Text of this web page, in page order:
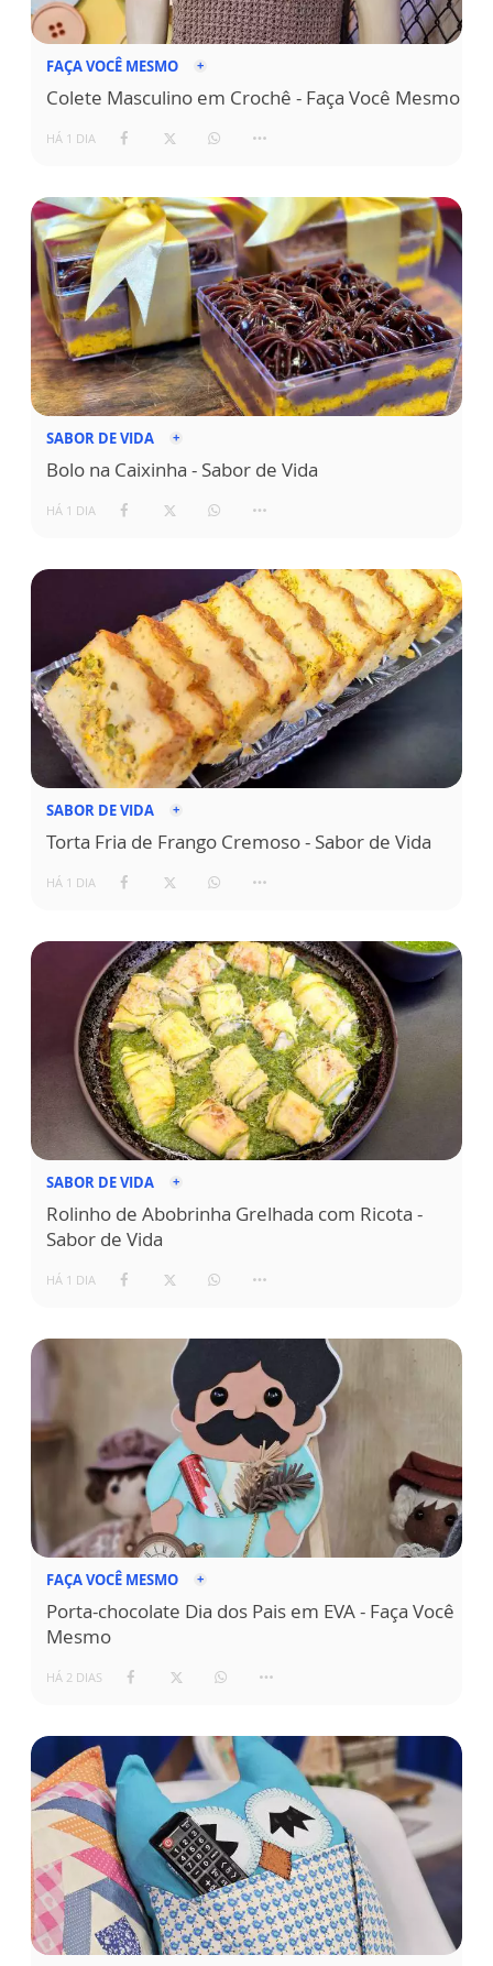
FAÇA VOCÊ MESMO
Colete Masculino em Crochê - Faça Você Mesmo
HÁ 1 DIA
SABOR DE VIDA
Bolo na Caixinha - Sabor de Vida
HÁ 1 DIA
SABOR DE VIDA
Torta Fria de Frango Cremoso - Sabor de Vida
HÁ 1 DIA
SABOR DE VIDA
Rolinho de Abobrinha Grelhada com Ricota -
Sabor de Vida
HÁ 1 DIA
FAÇA VOCÊ MESMO
Porta-chocolate Dia dos Pais em EVA - Faça Você
Mesmo
HÁ 2 DIAS